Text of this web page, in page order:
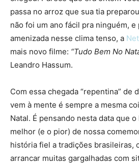
passa no arroz que sua tia
não foi um ano fácil pra ninguém, e
amenizada nesse clima tenso, a
mais novo filme: “Tudo Bem No
Leandro Hassum.
Com essa chegada “repentina” de
vem à mente é sempre a mesma
Natal. É pensando nesta data que
melhor (e o pior) de nossa
história fiel a tradições brasileiras,
arrancar muitas gargalhadas com